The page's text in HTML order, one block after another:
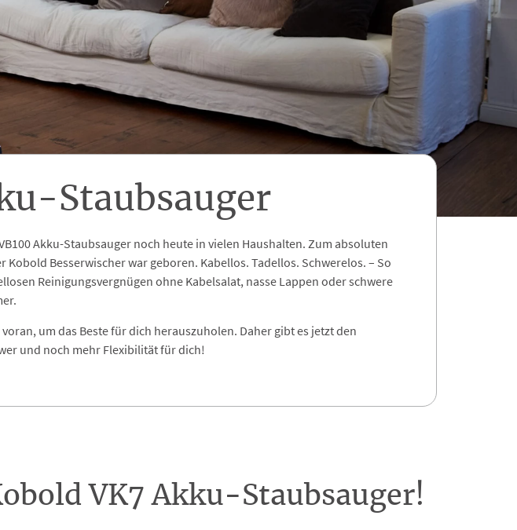
Staubsauger
Akku-Staubsauger noch heute in vielen Haushalten. Zum absoluten
Besserwischer war geboren. Kabellos. Tadellos. Schwerelos. – So
Reinigungsvergnügen ohne Kabelsalat, nasse Lappen oder schwere
um das Beste für dich herauszuholen. Daher gibt es jetzt den
und noch mehr Flexibilität für dich!
VK7 Akku-Staubsauger!